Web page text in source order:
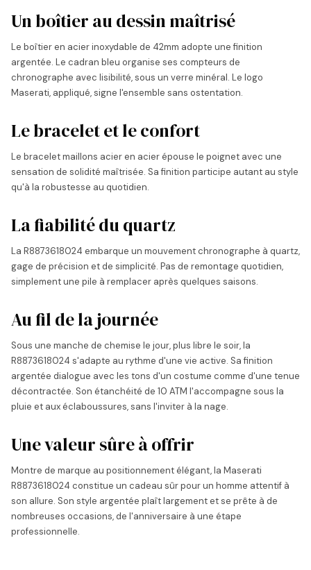
Un boîtier au dessin maîtrisé
Le boîtier en acier inoxydable de 42mm adopte une finition
argentée. Le cadran bleu organise ses compteurs de
chronographe avec lisibilité, sous un verre minéral. Le logo
Maserati, appliqué, signe l'ensemble sans ostentation.
Le bracelet et le confort
Le bracelet maillons acier en acier épouse le poignet avec une
sensation de solidité maîtrisée. Sa finition participe autant au style
qu'à la robustesse au quotidien.
La fiabilité du quartz
La R8873618024 embarque un mouvement chronographe à quartz,
gage de précision et de simplicité. Pas de remontage quotidien,
simplement une pile à remplacer après quelques saisons.
Au fil de la journée
Sous une manche de chemise le jour, plus libre le soir, la
R8873618024 s'adapte au rythme d'une vie active. Sa finition
argentée dialogue avec les tons d'un costume comme d'une tenue
décontractée. Son étanchéité de 10 ATM l'accompagne sous la
pluie et aux éclaboussures, sans l'inviter à la nage.
Une valeur sûre à offrir
Montre de marque au positionnement élégant, la Maserati
R8873618024 constitue un cadeau sûr pour un homme attentif à
son allure. Son style argentée plaît largement et se prête à de
nombreuses occasions, de l'anniversaire à une étape
professionnelle.